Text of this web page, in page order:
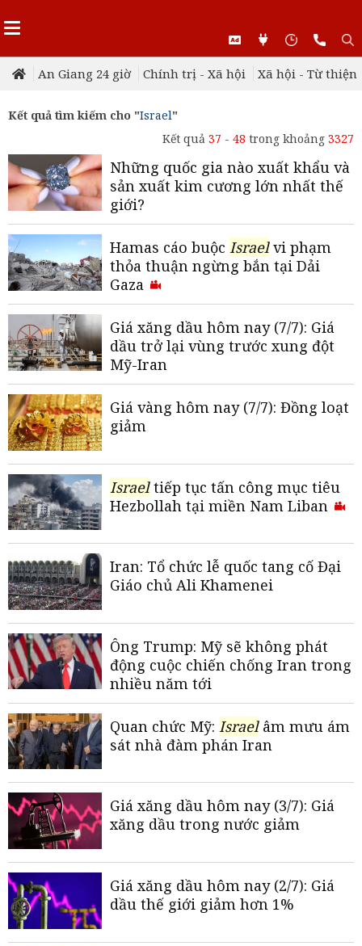
An Giang 24 giờ Chính trị - Xã hội Xã hội - Từ thiện
Kết quả tìm kiếm cho "Israel"
Kết quả 37 - 48 trong khoảng 3327
Những quốc gia nào xuất khẩu và
sản xuất kim cương lớn nhất thế
giới?
Hamas cáo buộc Israelvi phạm
thỏa thuận ngừng bắn tại Dải
Gaza
Giá xăng dầu hôm nay (7/7): Giá
dầu trở lại vùng trước xung đột
Mỹ-Iran
Giá vàng hôm nay (7/7): Đồng loạt
giảm
Israeltiếp tục tấn công mục tiêu
Hezbollah tại miền Nam Liban
Iran: Tổ chức lễ quốc tang cố Đại
Giáo chủ Ali Khamenei
Ông Trump: Mỹ sẽ không phát
động cuộc chiến chống Iran trong
nhiều năm tới
Quan chức Mỹ: Israelâm mưu ám
sát nhà đàm phán Iran
Giá xăng dầu hôm nay (3/7): Giá
xăng dầu trong nước giảm
Giá xăng dầu hôm nay (2/7): Giá
dầu thế giới giảm hơn 1%